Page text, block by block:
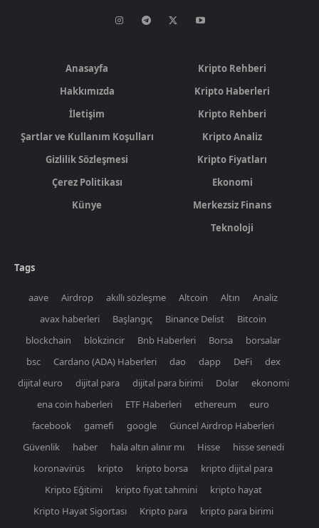
Anasayfa
Hakkımızda
İletişim
Şartlar ve Kullanım Koşulları
Gizlilik Sözleşmesi
Çerez Politikası
Künye
Kripto Rehberi
Kripto Haberleri
Kripto Rehberi
Kripto Analiz
Kripto Fiyatları
Ekonomi
Merkezsiz Finans
Teknoloji
Tags
aave Airdrop akıllı sözleşme Altcoin Altın
Analiz
avax haberleri
Başlangıç Binance Delist
Bitcoin
blockchain
blokzincir Bnb Haberleri Borsa
borsalar
bsc
Cardano (ADA) Haberleri dao dapp DeFi
dex
dijital euro
dijital para dijital para birimi Dolar
ekonomi
ena coin haberleri
ETF Haberleri ethereum
euro
facebook
gamefi google
Güncel Airdrop Haberleri
Güvenlik
haber hala altın alınır mı Hisse
hisse senedi
koronavirüs
kripto kripto borsa
kripto dijital para
Kripto Eğitimi
kripto fiyat tahmini
kripto hayat
Kripto Hayat Sigortası
Kripto para
kripto para birimi